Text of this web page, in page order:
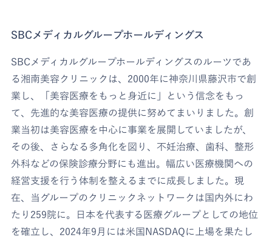
SBCメディカルグループホールディングス
SBCメディカルグループホールディングスのルーツであ
る湘南美容クリニックは、2000年に神奈川県藤沢市で創
業し、「美容医療をもっと身近に」という信念をもっ
て、先進的な美容医療の提供に努めてまいりました。創
業当初は美容医療を中心に事業を展開していましたが、
その後、さらなる多角化を図り、不妊治療、歯科、整形
外科などの保険診療分野にも進出。幅広い医療機関への
経営支援を行う体制を整えるまでに成長しました。現
在、当グループのクリニックネットワークは国内外にわ
たり259院に。日本を代表する医療グループとしての地位
を確立し、2024年9月には米国NASDAQに上場を果たし